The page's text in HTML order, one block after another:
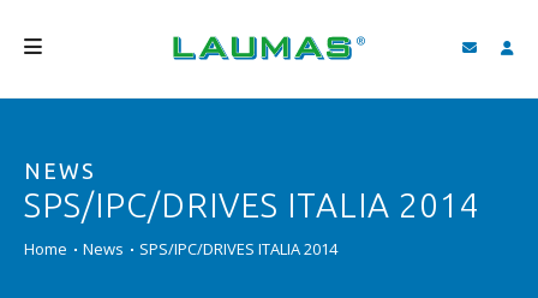
PRODUCTOS
SERVICIOS
NEWS
SPS/IPC/DRIVES ITALIA 2014
Home News SPS/IPC/DRIVES ITALIA 2014